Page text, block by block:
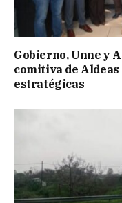
Gobierno, Unne y
comitiva de
estratégicas